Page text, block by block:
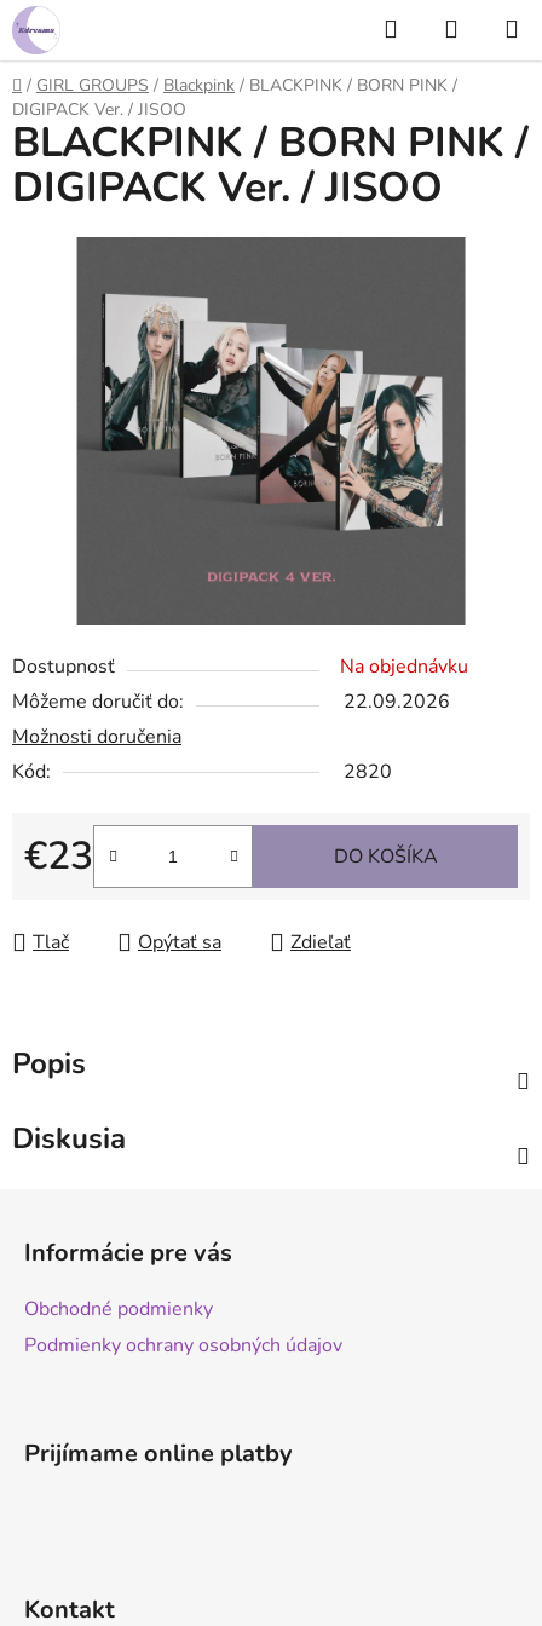
Prejsť
na
obsah
Hľadať
KOŠÍK
Domov
/ GIRL GROUPS / Blackpink / BLACKPINK / BORN PINK /
DIGIPACK Ver. / JISOO
Dostupnosť
Na objednávku
Môžeme doručiť do:
22.09.2026
Možnosti doručenia
Kód:
2820
€23
Jednotková cena:
DO KOŠÍKA
Tlač Opýtať sa Zdieľať
BLACKPINK / BORN PINK /
DIGIPACK Ver. / JISOO
Popis
Diskusia
Informácie pre vás
Obchodné podmienky
Podmienky ochrany osobných údajov
Prijímame online platby
Kontakt